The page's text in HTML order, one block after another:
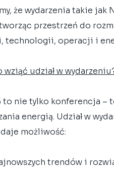
że wydarzenia takie jak
tworząc przestrzeń do
technologii, operacji i
udział w
to nie tylko konferencja –
energią. Udział w
możliwość:
trendów i